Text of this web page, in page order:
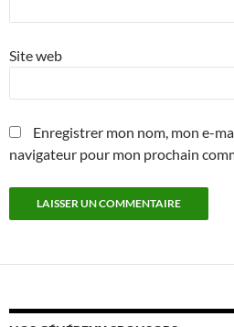
Site web
Enregistrer mon nom, mon e-
navigateur pour mon prochain